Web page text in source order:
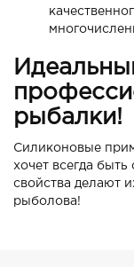
рыбалки!
Силиконовые
хочет всегда
свойства делают
рыболова!